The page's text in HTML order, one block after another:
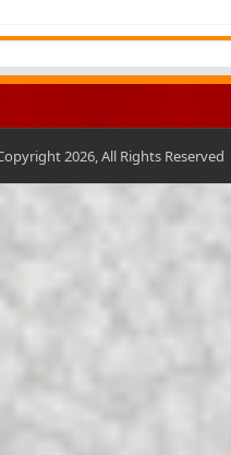
2026, All Rights Reserved